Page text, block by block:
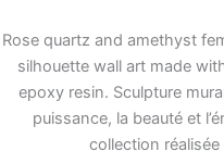
Rose quartz and amethyst
silhouette wall art made
epoxy resin. Sculpture
puissance, la beauté et
collection